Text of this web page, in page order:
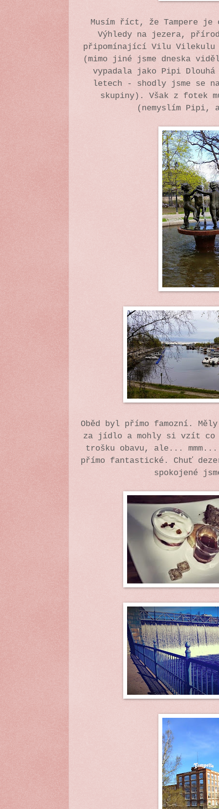
Musím říct, že Tampere je
Výhledy na jezera,
připomínající Vilu Vilekulu
(mimo jiné jsme dneska
vypadala jako Pipi Dlouhá
letech - shodly jsme se
skupiny). Však z fotek
(nemyslím Pipi,
Oběd byl přímo famozní.
za jídlo a mohly si vzít co
trošku obavu, ale...
přímo fantastické. Chuť
spokojené